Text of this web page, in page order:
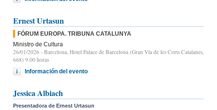
Ernest Urtasun
FÓRUM EUROPA. TRIBUNA CATALUNYA
Ministro de Cultura
26/01/2026 - Barcelona, Hotel Palace de Barcelona (Gran Vía de les Corts Catalanes,
668) 9.00 horas
Información del evento
Jessica Albiach
Presentadora de Ernest Urtasun